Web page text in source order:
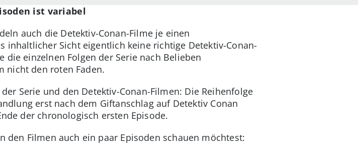
ist variabel
auch die Detektiv-Conan-Filme je einen
inhaltlicher Sicht eigentlich keine richtige Detektiv-Conan-
einzelnen Folgen der Serie nach Belieben
nicht den roten Faden.
Serie und den Detektiv-Conan-Filmen: Die Reihenfolge
erst nach dem Giftanschlag auf Detektiv Conan
der chronologisch ersten Episode.
den Filmen auch ein paar Episoden schauen möchtest: